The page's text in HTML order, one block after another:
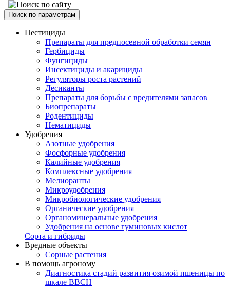
Поиск по параметрам
Пестициды
Препараты для предпосевной обработки семян
Гербициды
Фунгициды
Инсектициды и акарициды
Регуляторы роста растений
Десиканты
Препараты для борьбы с вредителями запасов
Биопрепараты
Родентициды
Нематициды
Удобрения
Азотные удобрения
Фосфорные удобрения
Калийные удобрения
Комплексные удобрения
Мелиоранты
Микроудобрения
Микробиологические удобрения
Органические удобрения
Органоминеральные удобрения
Удобрения на основе гуминовых кислот
Сорта и гибриды
Вредные объекты
Сорные растения
В помощь агроному
Диагностика стадий развития озимой пшеницы по
шкале ВВСН